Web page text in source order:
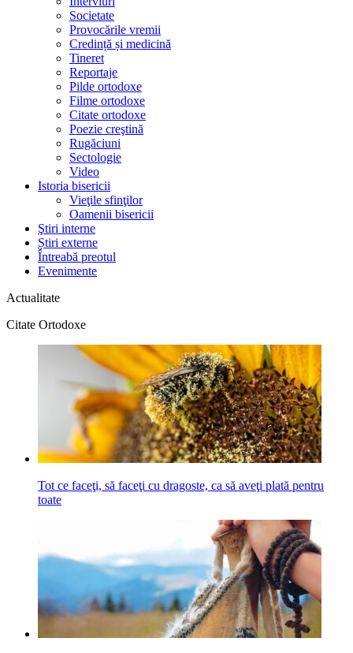
Societate
Provocările vremii
Credință și medicină
Tineret
Reportaje
Pilde ortodoxe
Filme ortodoxe
Citate ortodoxe
Poezie creştină
Rugăciuni
Sectologie
Video
Istoria bisericii
Vieţile sfinţilor
Oamenii bisericii
Ştiri interne
Știri externe
Întreabă preotul
Evenimente
Actualitate
Citate Ortodoxe
Tot ce faceţi, să faceţi cu dragoste, ca să aveţi plată pentru
toate